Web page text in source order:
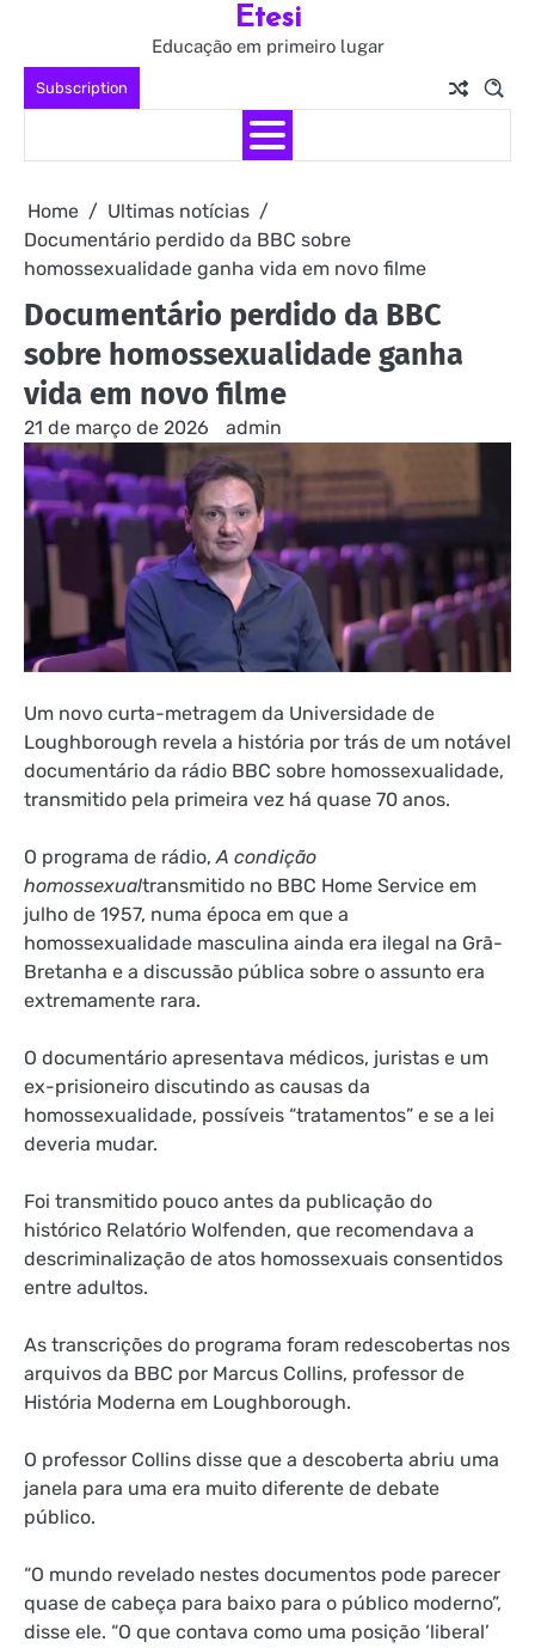
content
Subscription
Etesi
Educação em primeiro lugar
Home
Ultimas notícias
Documentário perdido da BBC sobre
homossexualidade ganha vida em novo filme
Documentário perdido da BBC
sobre homossexualidade ganha
vida em novo filme
21 de março de 2026 admin
Um novo curta-metragem da Universidade de
Loughborough revela a história por trás de um notável
documentário da rádio BBC sobre homossexualidade,
transmitido pela primeira vez há quase 70 anos.
O programa de rádio,A condição
homossexualtransmitido no BBC Home Service em
julho de 1957, numa época em que a
homossexualidade masculina ainda era ilegal na Grã-
Bretanha e a discussão pública sobre o assunto era
extremamente rara.
O documentário apresentava médicos, juristas e um
ex-prisioneiro discutindo as causas da
homossexualidade, possíveis “tratamentos” e se a lei
deveria mudar.
Foi transmitido pouco antes da publicação do
histórico Relatório Wolfenden, que recomendava a
descriminalização de atos homossexuais consentidos
entre adultos.
As transcrições do programa foram redescobertas nos
arquivos da BBC por Marcus Collins, professor de
História Moderna em Loughborough.
O professor Collins disse que a descoberta abriu uma
janela para uma era muito diferente de debate
público.
“O mundo revelado nestes documentos pode parecer
quase de cabeça para baixo para o público moderno”,
disse ele. “O que contava como uma posição ‘liberal’